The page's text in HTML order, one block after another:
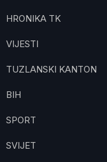
HRONIKA TK
VIJESTI
TUZLANSKI KANTON
BIH
SPORT
SVIJET